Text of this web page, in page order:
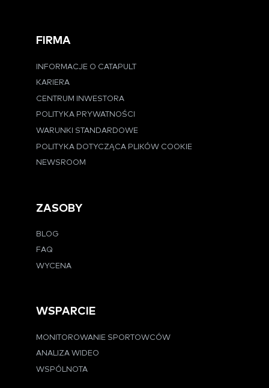
FIRMA
INFORMACJE O CATAPULT
KARIERA
CENTRUM INWESTORA
POLITYKA PRYWATNOŚCI
WARUNKI STANDARDOWE
POLITYKA DOTYCZĄCA PLIKÓW COOKIE
NEWSROOM
ZASOBY
BLOG
FAQ
WYCENA
WSPARCIE
MONITOROWANIE SPORTOWCÓW
ANALIZA WIDEO
WSPÓLNOTA